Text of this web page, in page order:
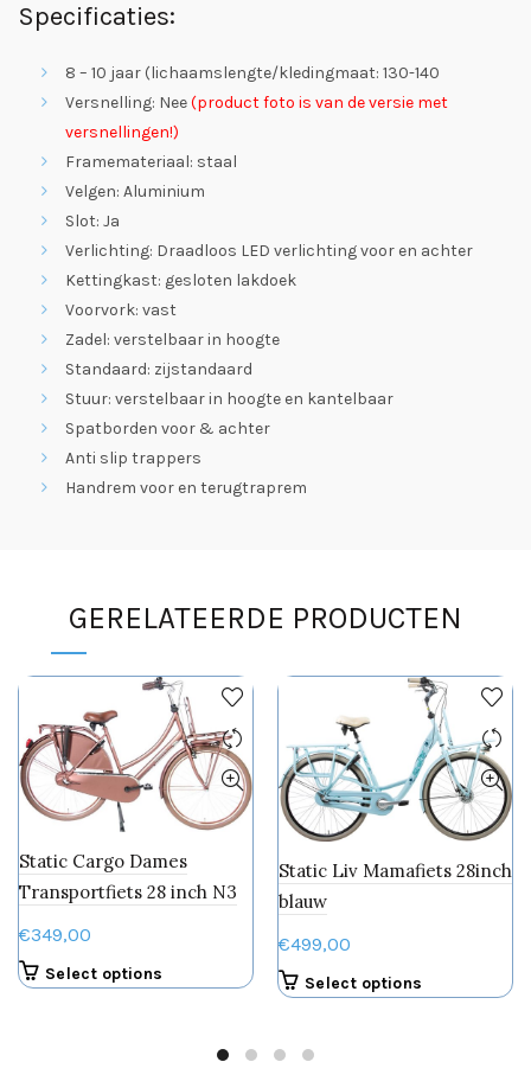
Specificaties:
8 – 10 jaar (lichaamslengte/kledingmaat: 130-140
Versnelling: Nee(product foto is van de versie met
versnellingen!)
Framemateriaal: staal
Velgen: Aluminium
Slot: Ja
Verlichting: Draadloos LED verlichting voor en achter
Kettingkast: gesloten lakdoek
Voorvork: vast
Zadel: verstelbaar in hoogte
Standaard: zijstandaard
Stuur: verstelbaar in hoogte en kantelbaar
Spatborden voor & achter
Anti slip trappers
Handrem voor en terugtraprem
GERELATEERDE PRODUCTEN
Static Cargo Dames
Transportfiets 28 inch N3
€349,00
Select options
meerdere
Static Liv Mamafiets 28inch
blauw
€499,00
Select options